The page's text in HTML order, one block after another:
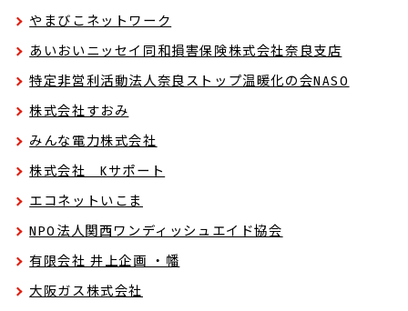
やまびこネットワーク
あいおいニッセイ同和損害保険株式会社奈良支店
特定非営利活動法人奈良ストップ温暖化の会NASO
株式会社すおみ
みんな電力株式会社
株式会社 Kサポート
エコネットいこま
NPO法人関西ワンディッシュエイド協会
有限会社 井上企画 ・幡
大阪ガス株式会社